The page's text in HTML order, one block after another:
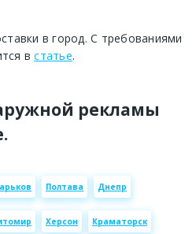
в город. С требованиями
встатье.
рекламы
Полтава Днепр
Херсон Краматорск